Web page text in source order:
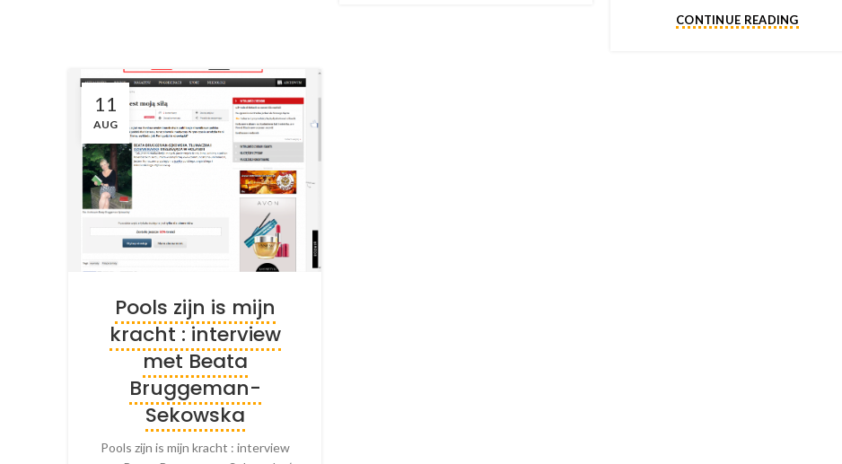
CONTINUE READING
11
AUG
Pools zijn is mijn
kracht : interview
met Beata
Bruggeman-
Sekowska
Pools zijn is mijn kracht : interview